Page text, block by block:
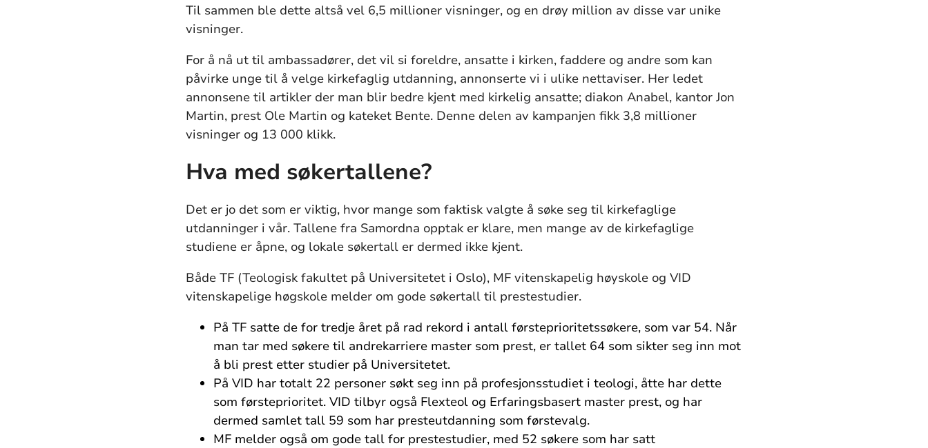
Til sammen ble dette altså vel 6,5 millioner visninger, og en drøy million av disse var unike
visninger.
For å nå ut til ambassadører, det vil si foreldre, ansatte i kirken, faddere og andre som kan
påvirke unge til å velge kirkefaglig utdanning, annonserte vi i ulike nettaviser. Her ledet
annonsene til artikler der man blir bedre kjent med kirkelig ansatte; diakon Anabel, kantor Jon
Martin, prest Ole Martin og kateket Bente. Denne delen av kampanjen fikk 3,8 millioner
visninger og 13 000 klikk.
Hva med søkertallene?
Det er jo det som er viktig, hvor mange som faktisk valgte å søke seg til kirkefaglige
utdanninger i vår. Tallene fra Samordna opptak er klare, men mange av de kirkefaglige
studiene er åpne, og lokale søkertall er dermed ikke kjent.
Både TF (Teologisk fakultet på Universitetet i Oslo), MF vitenskapelig høyskole og VID
vitenskapelige høgskole melder om gode søkertall til prestestudier.
På TF satte de for tredje året på rad rekord i antall førsteprioritetssøkere, som var 54. Når
man tar med søkere til andrekarriere master som prest, er tallet 64 som sikter seg inn mot
å bli prest etter studier på Universitetet.
På VID har totalt 22 personer søkt seg inn på profesjonsstudiet i teologi, åtte har dette
som førsteprioritet. VID tilbyr også Flexteol og Erfaringsbasert master prest, og har
dermed samlet tall 59 som har presteutdanning som førstevalg.
MF melder også om gode tall for prestestudier, med 52 søkere som har satt